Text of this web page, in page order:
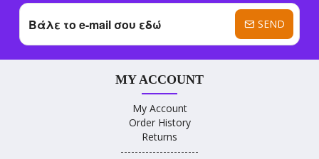
SEND
MY ACCOUNT
My Account
Order History
Returns
----------------------